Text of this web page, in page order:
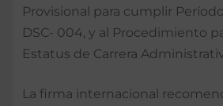
Provisional para cumplir
DSC- 004, y al Procedimiento
Estatus de Carrera
La firma internacional